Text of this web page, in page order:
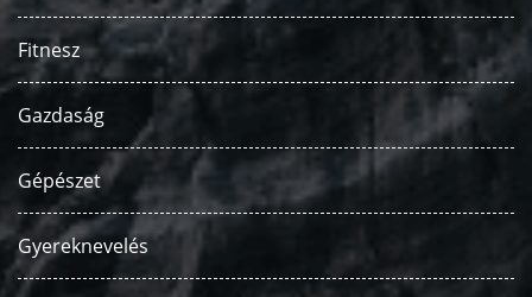
Fitnesz
Gazdaság
Gépészet
Gyereknevelés